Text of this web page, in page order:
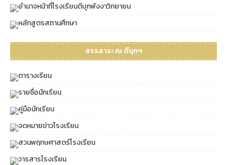
อำนาจหน้าที่โรงเรียนดีบุกพังงาวิทยายน
หลักสูตรสถานศึกษา
สรรสาระ ณ ดีบุกฯ
ตารางเรียน
รายชื่อนักเรียน
คู่มือนักเรียน
จดหมายข่าวโรงเรียน
สวนพฤกษศาสตร์โรงเรียน
วารสารโรงเรียน